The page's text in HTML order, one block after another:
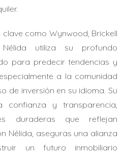
les permitió transferir la
Esto aseguró que
sin problemas fiscales
un mañana sin
Familia Rodríguez
como Wynwood, Brickell
utiliza su profundo
para predecir tendencias y
a la comunidad
de inversión en su idioma. Su
y transparencia,
duraderas que reflejan
Nélida, aseguras una alianza
un futuro inmobiliario